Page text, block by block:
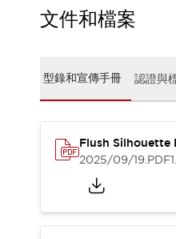
型錄和宣傳手冊
軟體下載
邏輯模擬器
產品資安通知
文件和檔案
型錄和宣傳手冊 認證與
Flush Silhouette
2025/09/19.PDF